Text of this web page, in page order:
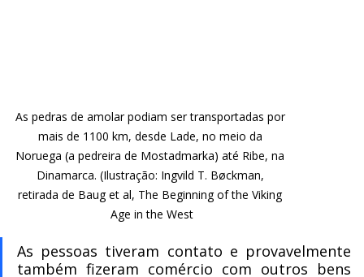
As pedras de amolar podiam ser transportadas por
mais de 1100 km, desde Lade, no meio da
Noruega (a pedreira de Mostadmarka) até Ribe, na
Dinamarca. (Ilustração: Ingvild T. Bøckman,
retirada de Baug et al, The Beginning of the Viking
Age in the West
As pessoas tiveram contato e provavelmente
também fizeram comércio com outros bens